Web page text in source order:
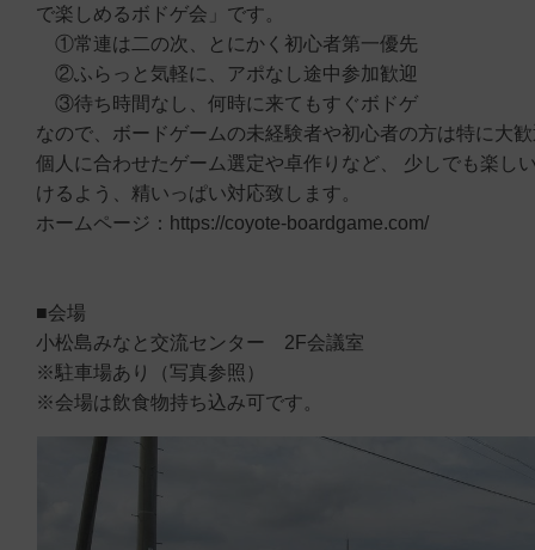
で楽しめるボドゲ会」です。
①常連は二の次、とにかく初心者第一優先
②ふらっと気軽に、アポなし途中参加歓迎
③待ち時間なし、何時に来てもすぐボドゲ
なので、ボードゲームの未経験者や初心者の方は特に大
個人に合わせたゲーム選定や卓作りなど、 少しでも楽し
けるよう、精いっぱい対応致します。
ホームページ：https://coyote-boardgame.com/
■会場
小松島みなと交流センター 2F会議室
※駐車場あり（写真参照）
※会場は飲食物持ち込み可です。